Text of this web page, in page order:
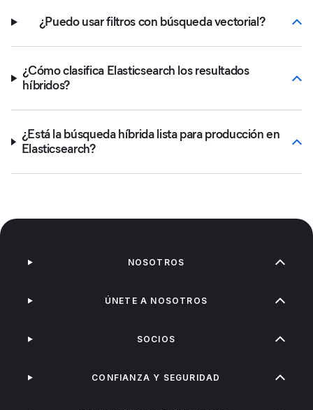
¿Puedo usar filtros con búsqueda vectorial?
¿Cómo clasifica Elasticsearch los resultados
híbridos?
¿Está la búsqueda híbrida lista para producción en
Elasticsearch?
NOSOTROS
ÚNETE A NOSOTROS
SOCIOS
CONFIANZA Y SEGURIDAD